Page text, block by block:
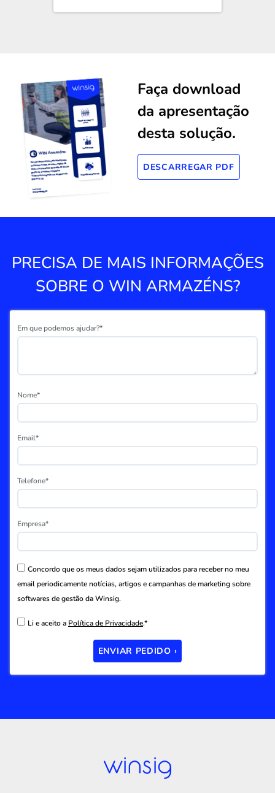
Faça download
da apresentação
desta solução.
DESCARREGAR PDF
PRECISA DE MAIS INFORMAÇÕES
SOBRE O WIN ARMAZÉNS?
Em que podemos ajudar?*
Nome*
Email*
Telefone*
Empresa*
Concordo que os meus dados sejam utilizados para receber no meu
email periodicamente notícias, artigos e campanhas de marketing sobre
softwares de gestão da Winsig.
Li e aceito a Política de Privacidade.*
ENVIAR PEDIDO ›